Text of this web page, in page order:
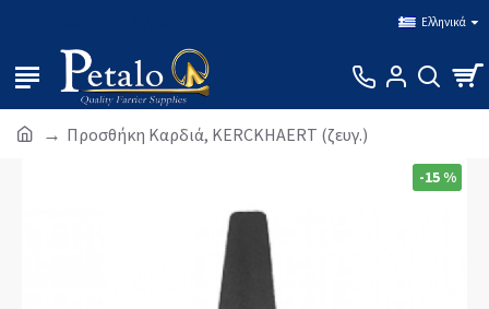
Ελληνικά
Προσθήκη Καρδιά, KERCKHAERT (ζευγ.)
-15 %